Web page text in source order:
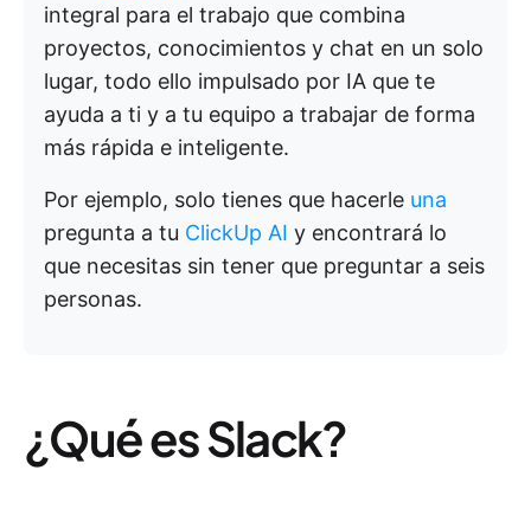
integral para el trabajo que combina
proyectos, conocimientos y chat en un solo
lugar, todo ello impulsado por IA que te
ayuda a ti y a tu equipo a trabajar de forma
más rápida e inteligente.
Por ejemplo, solo tienes que hacerle una
pregunta a tu ClickUp AI y encontrará lo
que necesitas sin tener que preguntar a seis
personas.
¿Qué es Slack?